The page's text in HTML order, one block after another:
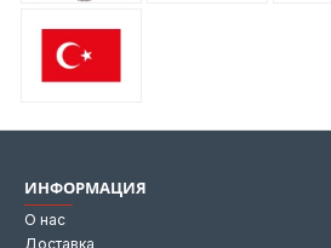
ИНФОРМАЦИЯ
О нас
Доставка